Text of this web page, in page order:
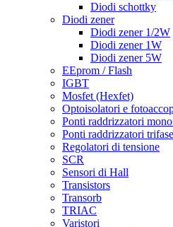
Diodi schottky
Diodi zener
Diodi zener 1/2W
Diodi zener 1W
Diodi zener 5W
EEprom / Flash
IGBT
Mosfet (Hexfet)
Optoisolatori e
Ponti raddrizzatori
Ponti raddrizzatori trifase
Regolatori di tensione
SCR
Sensori di Hall
Transistors
Transorb
TRIAC
Varistori